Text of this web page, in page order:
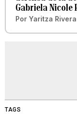
Gabriela Nicole
Por Yaritza
TAGS